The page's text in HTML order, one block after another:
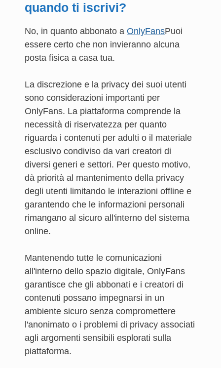
quando ti iscrivi?
No, in quanto abbonato a OnlyFansPuoi
essere certo che non invieranno alcuna
posta fisica a casa tua.
La discrezione e la privacy dei suoi utenti
sono considerazioni importanti per
OnlyFans. La piattaforma comprende la
necessità di riservatezza per quanto
riguarda i contenuti per adulti o il materiale
esclusivo condiviso da vari creatori di
diversi generi e settori. Per questo motivo,
dà priorità al mantenimento della privacy
degli utenti limitando le interazioni offline e
garantendo che le informazioni personali
rimangano al sicuro all'interno del sistema
online.
Mantenendo tutte le comunicazioni
all'interno dello spazio digitale, OnlyFans
garantisce che gli abbonati e i creatori di
contenuti possano impegnarsi in un
ambiente sicuro senza compromettere
l'anonimato o i problemi di privacy associati
agli argomenti sensibili esplorati sulla
piattaforma.